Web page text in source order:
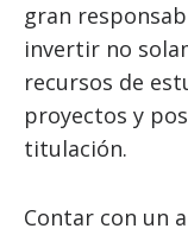
gran
invertir no
recursos de
proyectos y
titulación.
Contar con un